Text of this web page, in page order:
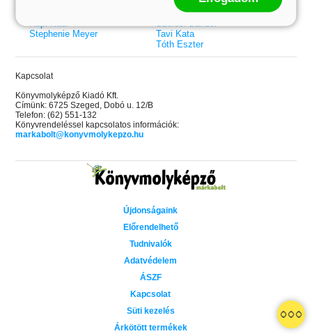
Grace and Glory - Kegyelem és
dicsőség (Az Előhírnök-trilógia
Különleges éldekorált kiadás!
Bad Girl Reputation
lány (Avalon Bay 2.)
Elle Kennedy
Rupi Kaur
Stephenie Meyer
Róbert Katalin
Spirit Bliss
Szélesi Sándor
Tavi Kata
Tóth Eszter
Kapcsolat
Könyvmolyképző Kiadó Kft.
Címünk: 6725 Szeged, Dobó u. 12/B
Telefon: (62) 551-132
Könyvrendeléssel kapcsolatos információk:
markabolt@konyvmolykepzo.hu
Újdonságaink
Előrendelhető
Tudnivalók
Adatvédelem
ÁSZF
Kapcsolat
Süti kezelés
Árkötött termékek